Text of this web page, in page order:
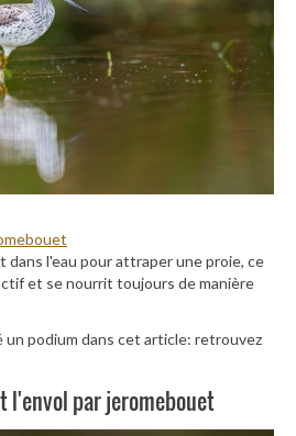
dans l'eau pour attraper une proie, ce
et se nourrit toujours de manière
un podium dans cet article: retrouvez
l'envol par jeromebouet